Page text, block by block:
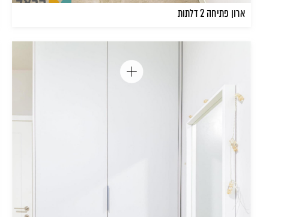
ארון פתיחה 2 דלתות